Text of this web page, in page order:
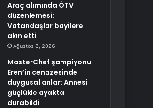
Araç alımında ÖTV
düzenlemesi:
Vatandaşlar bayilere
akın etti
Ağustos 8, 2026
MasterChef şampiyonu
Eren’in cenazesinde
duygusal anlar: Annesi
güçlükle ayakta
durabildi